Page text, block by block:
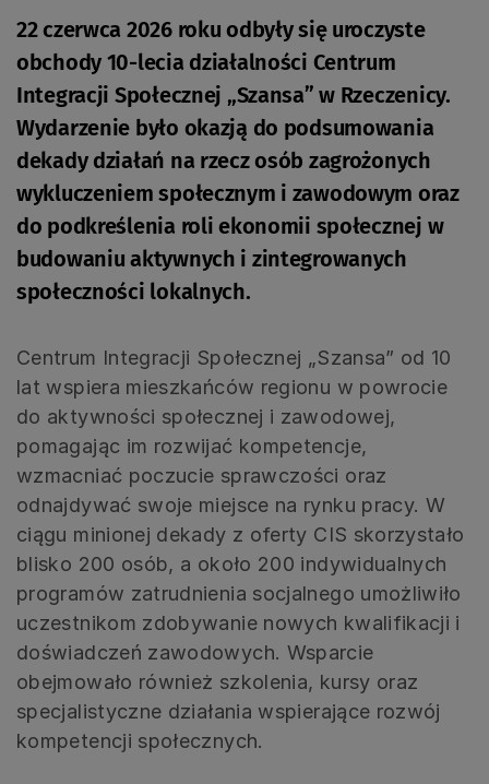
22 czerwca 2026 roku odbyły się uroczyste
obchody 10-lecia działalności Centrum
Integracji Społecznej „Szansa” w Rzeczenicy.
Wydarzenie było okazją do podsumowania
dekady działań na rzecz osób zagrożonych
wykluczeniem społecznym i zawodowym oraz
do podkreślenia roli ekonomii społecznej w
budowaniu aktywnych i zintegrowanych
społeczności lokalnych.
Centrum Integracji Społecznej „Szansa” od 10
lat wspiera mieszkańców regionu w powrocie
do aktywności społecznej i zawodowej,
pomagając im rozwijać kompetencje,
wzmacniać poczucie sprawczości oraz
odnajdywać swoje miejsce na rynku pracy. W
ciągu minionej dekady z oferty CIS skorzystało
blisko 200 osób, a około 200 indywidualnych
programów zatrudnienia socjalnego umożliwiło
uczestnikom zdobywanie nowych kwalifikacji i
doświadczeń zawodowych. Wsparcie
obejmowało również szkolenia, kursy oraz
specjalistyczne działania wspierające rozwój
kompetencji społecznych.